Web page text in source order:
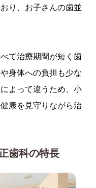
り、お子さんの歯並
て治療期間が短く歯
身体への負担も少な
よって違うため、小
康を見守りながら治
歯科の特長